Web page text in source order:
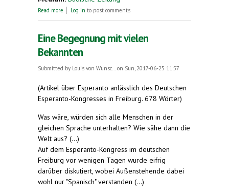
Read more about Esperanto. Keineswegs eine kühle und
Log in to post comments
Eine Begegnung mit vielen
Bekannten
Submitted by Louis von Wunsc... on Sun, 2017-06-25 11:57
(Artikel über Esperanto anlässlich des Deutschen
Esperanto-Kongresses in Freiburg. 678 Wörter)
Was wäre, würden sich alle Menschen in der
gleichen Sprache unterhalten? Wie sähe dann die
Welt aus? (...)
Auf dem Esperanto-Kongress im deutschen
Freiburg vor wenigen Tagen wurde eifrig
darüber diskutiert, wobei Außenstehende dabei
wohl nur "Spanisch" verstanden (...)